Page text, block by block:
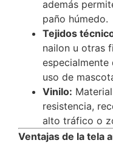
además
paño húmedo.
Tejidos
nailon u otras
uso de
Vinilo:
resistencia,
alto tráfico o
Ventajas de la tela